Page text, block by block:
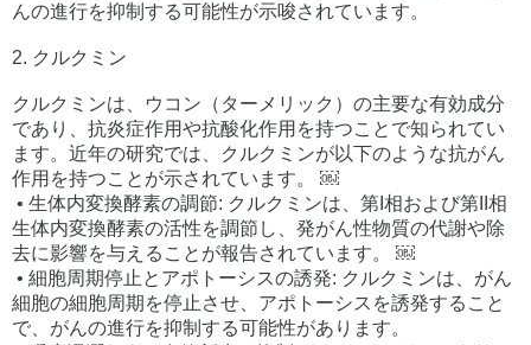
んの進行を抑制する可能性が示唆されています。
2. クルクミン
クルクミンは、ウコン（ターメリック）の主要な有効成分
であり、抗炎症作用や抗酸化作用を持つことで知られてい
ます。近年の研究では、クルクミンが以下のような抗がん
作用を持つことが示されています。 ￼
• 生体内変換酵素の調節: クルクミンは、第I相および第II相
生体内変換酵素の活性を調節し、発がん性物質の代謝や除
去に影響を与えることが報告されています。 ￼
• 細胞周期停止とアポトーシスの誘発: クルクミンは、がん
細胞の細胞周期を停止させ、アポトーシスを誘発すること
で、がんの進行を抑制する可能性があります。